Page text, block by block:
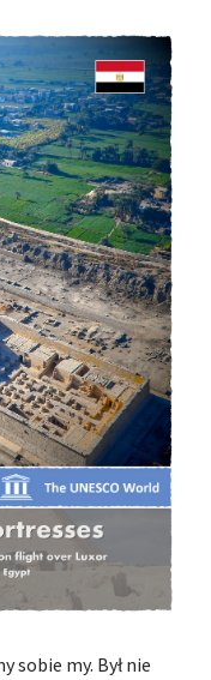
sobie my. Był nie